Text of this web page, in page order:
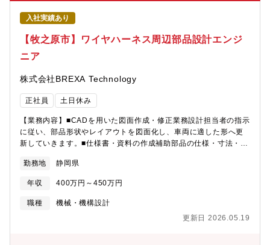
入社実績あり
【牧之原市】ワイヤハーネス周辺部品設計エンジ
ニア
株式会社BREXA Technology
正社員 土日休み
【業務内容】■CADを用いた図面作成・修正業務設計担当者の指示
に従い、部品形状やレイアウトを図面化し、車両に適した形へ更
新していきます。■仕様書・資料の作成補助部品の仕様・寸法・材
アウトの簡易検討実際の車両構造に合わせて、干渉しないか・取
り付けやすいかなど基本的な確認を行います。■試作・評価に関す
るサポート業務製作された試作品のチェックや評価データ整理な
ど、開発の流れを支援します。■設計者とのコミュニケーション・
勤務地 静岡県
年収 400万円～450万円
職種
機械・機構設計
更新日 2026.05.19